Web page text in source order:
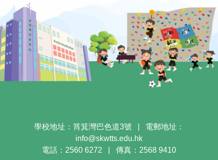
學校地址：筲箕灣巴色道3號
電郵地址：
info@skwtts.edu.hk
電話：2560 6272
傳真：2568 9410